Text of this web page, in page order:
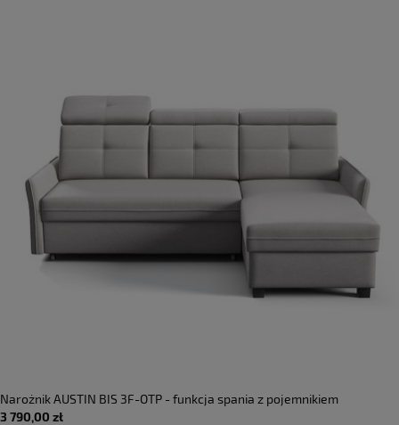
Narożnik AUSTIN BIS 3F-OTP - funkcja spania z pojemnikiem
3 790,00 zł